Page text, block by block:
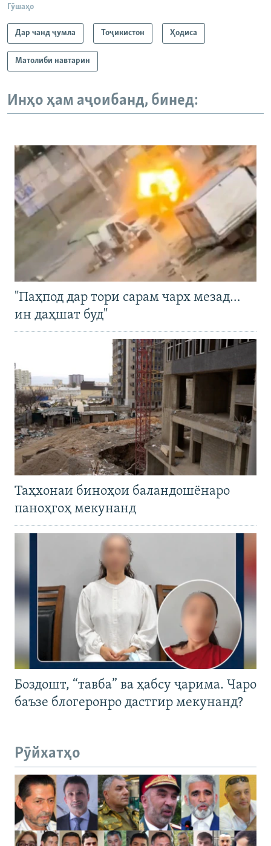
Гӯшаҳо
Дар чанд ҷумла Тоҷикистон Ҳодиса
Матолиби навтарин
Инҳо ҳам аҷоибанд, бинед:
"Паҳпод дар тори сарам чарх мезад…
ин даҳшат буд"
Таҳхонаи биноҳои баландошёнаро
паноҳгоҳ мекунанд
Боздошт, “тавба” ва ҳабсу ҷарима. Чаро
баъзе блогеронро дастгир мекунанд?
Рӯйхатҳо